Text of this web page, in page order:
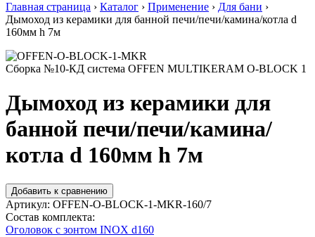
Главная страница › Каталог › Применение › Для бани ›
Дымоход из керамики для банной печи/печи/камина/котла d
160мм h 7м
Сборка №10-КД система OFFEN MULTIKERAM O-BLOCK 1
Дымоход из керамики для
банной печи/печи/камина/
котла d 160мм h 7м
Добавить к сравнению
Артикул: OFFEN-O-BLOCK-1-MKR-160/7
Состав комплекта:
Оголовок с зонтом INOX d160